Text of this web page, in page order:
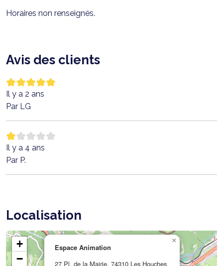
Horaires non renseignés.
Avis des clients
Il y a 2 ans
Par LG
Il y a 4 ans
Par P.
Localisation
Espace Animation
27 Pl. de la Mairie, 74310 Les Houches
×
+
−